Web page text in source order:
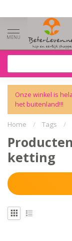
MENU
Onze winkel is
het buitenland!!!
Home / Tags /
ketting